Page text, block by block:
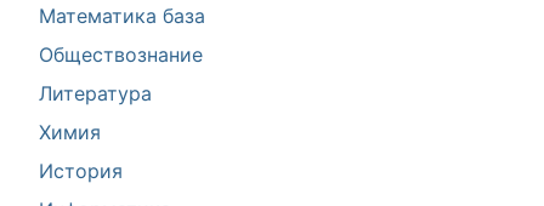
Математика база
Обществознание
Литература
Химия
История